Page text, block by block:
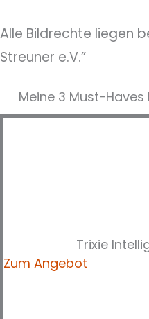
Alle Bildrechte liegen
Streuner e.V.”
Meine 3 Must-
Trixie
Zum Angebot